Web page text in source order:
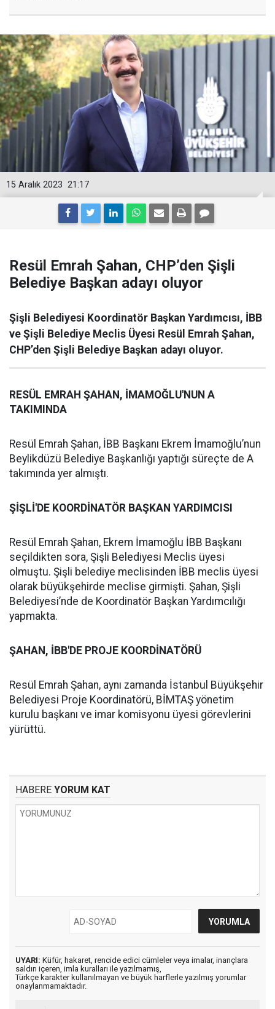
21:17
15 Aralık 2023
Resül Emrah Şahan, CHP’den Şişli
Belediye Başkan adayı oluyor
Şişli Belediyesi Koordinatör Başkan Yardımcısı, İBB
ve Şişli Belediye Meclis Üyesi Resül Emrah Şahan,
CHP’den Şişli Belediye Başkan adayı oluyor.
RESÜL EMRAH ŞAHAN, İMAMOĞLU'NUN A
TAKIMINDA
Resül Emrah Şahan, İBB Başkanı Ekrem İmamoğlu’nun
Beylikdüzü Belediye Başkanlığı yaptığı süreçte de A
takımında yer almıştı.
ŞİŞLİ'DE KOORDİNATÖR BAŞKAN YARDIMCISI
Resül Emrah Şahan, Ekrem İmamoğlu İBB Başkanı
seçildikten sora, Şişli Belediyesi Meclis üyesi
olmuştu. Şişli belediye meclisinden İBB meclis üyesi
olarak büyükşehirde meclise girmişti. Şahan, Şişli
Belediyesi’nde de Koordinatör Başkan Yardımcılığı
yapmakta.
ŞAHAN, İBB'DE PROJE KOORDİNATÖRÜ
Resül Emrah Şahan, aynı zamanda İstanbul Büyükşehir
Belediyesi Proje Koordinatörü, BİMTAŞ yönetim
kurulu başkanı ve imar komisyonu üyesi görevlerini
yürüttü.
HABERE YORUM KAT
UYARI: Küfür, hakaret, rencide edici cümleler veya imalar, inançlara
saldırı içeren, imla kuralları ile yazılmamış,
Türkçe karakter kullanılmayan ve büyük harflerle yazılmış yorumlar
onaylanmamaktadır.